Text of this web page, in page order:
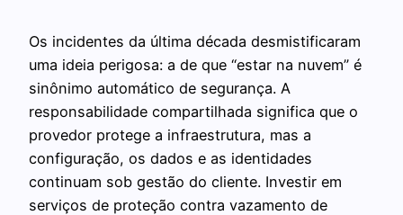
Os incidentes da última década desmistificaram
uma ideia perigosa: a de que “estar na nuvem” é
sinônimo automático de segurança. A
responsabilidade compartilhada significa que o
provedor protege a infraestrutura, mas a
configuração, os dados e as identidades
continuam sob gestão do cliente. Investir em
serviços de proteção contra vazamento de